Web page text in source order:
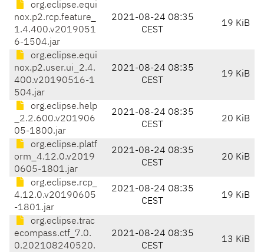
org.eclipse.equi
nox.p2.rcp.feature_
1.4.400.v2019051
6-1504.jar
2021-08-24 08:35
CEST
19 KiB
org.eclipse.equi
nox.p2.user.ui_2.4.
400.v20190516-1
504.jar
2021-08-24 08:35
CEST
19 KiB
org.eclipse.help
_2.2.600.v201906
05-1800.jar
2021-08-24 08:35
CEST
20 KiB
org.eclipse.platf
orm_4.12.0.v2019
0605-1801.jar
2021-08-24 08:35
CEST
20 KiB
org.eclipse.rcp_
4.12.0.v20190605
-1801.jar
2021-08-24 08:35
CEST
19 KiB
org.eclipse.trac
ecompass.ctf_7.0.
0.202108240520.
2021-08-24 08:35
CEST
13 KiB